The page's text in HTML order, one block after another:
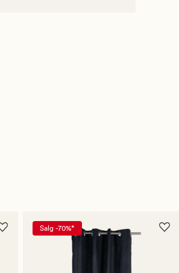
Salg -70%*